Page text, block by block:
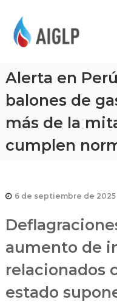
P
Alerta en
balones de
más de la
cumplen
6 de septiembre de 2025
aumento de
relacionados
estado